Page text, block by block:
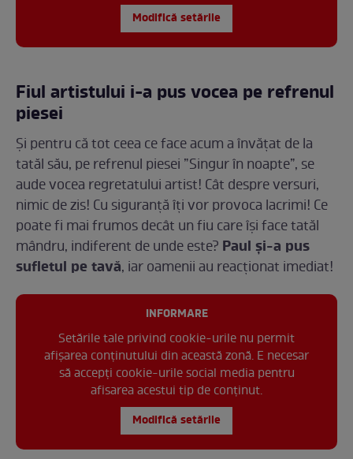
Modifică setările
Fiul artistului i-a pus vocea pe refrenul
piesei
Și pentru că tot ceea ce face acum a învățat de la
tatăl său, pe refrenul piesei ”Singur în noapte”, se
aude vocea regretatului artist! Cât despre versuri,
nimic de zis! Cu siguranță îți vor provoca lacrimi! Ce
poate fi mai frumos decât un fiu care își face tatăl
mândru, indiferent de unde este? Paul și-a pus
sufletul pe tavă, iar oamenii au reacționat imediat!
INFORMARE
Setările tale privind cookie-urile nu permit
afișarea conținutului din această zonă. E necesar
să accepți cookie-urile social media pentru
afisarea acestui tip de conținut.
Modifică setările